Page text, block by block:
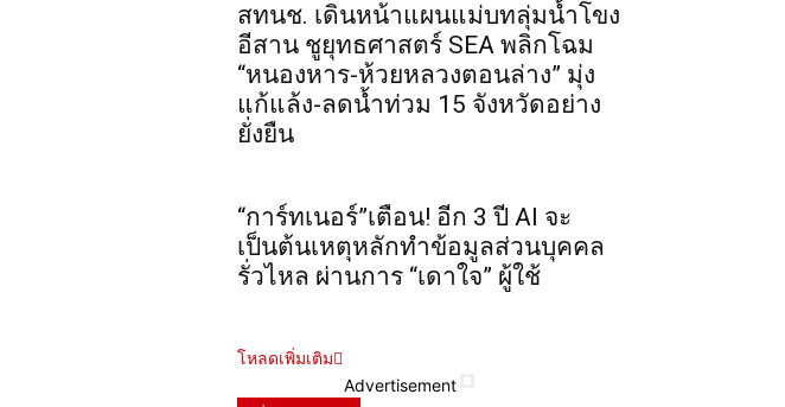
สทนช. เดินหน้าแผนแม่บทลุ่มน้ำโขง
อีสาน ชูยุทธศาสตร์ SEA พลิกโฉม
“หนองหาร-ห้วยหลวงตอนล่าง” มุ่ง
แก้แล้ง-ลดน้ำท่วม 15 จังหวัดอย่าง
ยั่งยืน
“การ์ทเนอร์”เตือน! อีก 3 ปี AI จะ
เป็นต้นเหตุหลักทำข้อมูลส่วนบุคคล
รั่วไหล ผ่านการ “เดาใจ” ผู้ใช้
โหลดเพิ่มเติม
Advertisement